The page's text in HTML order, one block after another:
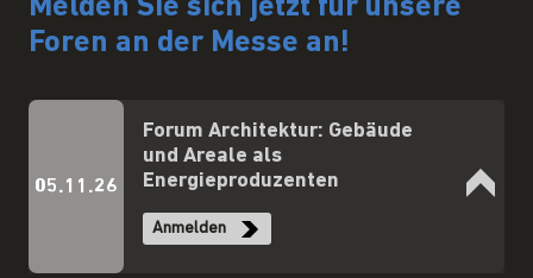
Melden Sie sich jetzt für unsere
Foren an der Messe an!
05.11.26
Forum Architektur: Gebäude
und Areale als
Energieproduzenten
Anmelden